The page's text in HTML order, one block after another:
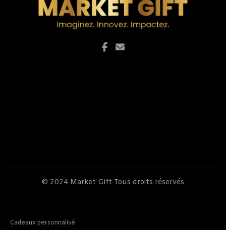
© 2024 Market Gift Tous droits réservés
Cadeaux personnalisé